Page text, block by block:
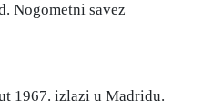
Nogometni savez
1967. izlazi u Madridu.